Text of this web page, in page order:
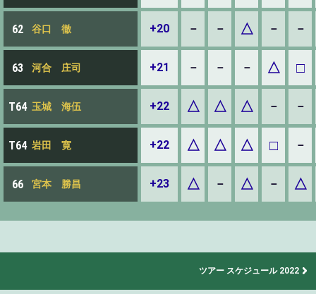
62 谷口 徹 +20 － － △ － －
63 河合 庄司 +21 － － － △ □
T64 玉城 海伍 +22 △ △ △ － －
T64 岩田 寛 +22 △ △ △ □ －
66 宮本 勝昌 +23 △ － △ － △
ツアー スケジュール 2022